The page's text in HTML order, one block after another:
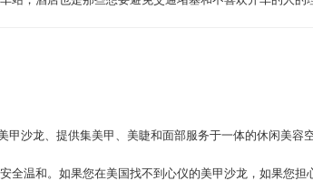
甲沙龙、提供集美甲、美睫和面部服务于一体的休闲美容空
全温和。如果您在美国找不到心仪的美甲沙龙，如果您